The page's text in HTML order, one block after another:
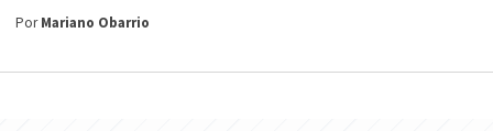
PorMariano Obarrio